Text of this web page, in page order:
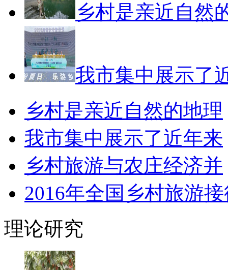
乡村是亲近自然
我市集中展示了
乡村是亲近自然的地理
我市集中展示了近年来
乡村旅游与农庄经济并
2016年全国乡村旅游
理论研究